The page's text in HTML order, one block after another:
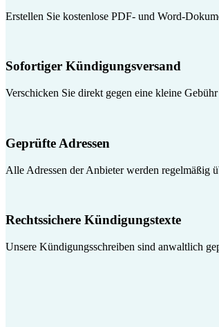
Erstellen Sie kostenlose PDF- und Word-
Sofortiger Kündigungsversand
Verschicken Sie direkt gegen eine kleine
Geprüfte Adressen
Alle Adressen der Anbieter werden regelmäßig
Rechtssichere Kündigungstexte
Unsere Kündigungsschreiben sind anwaltlich